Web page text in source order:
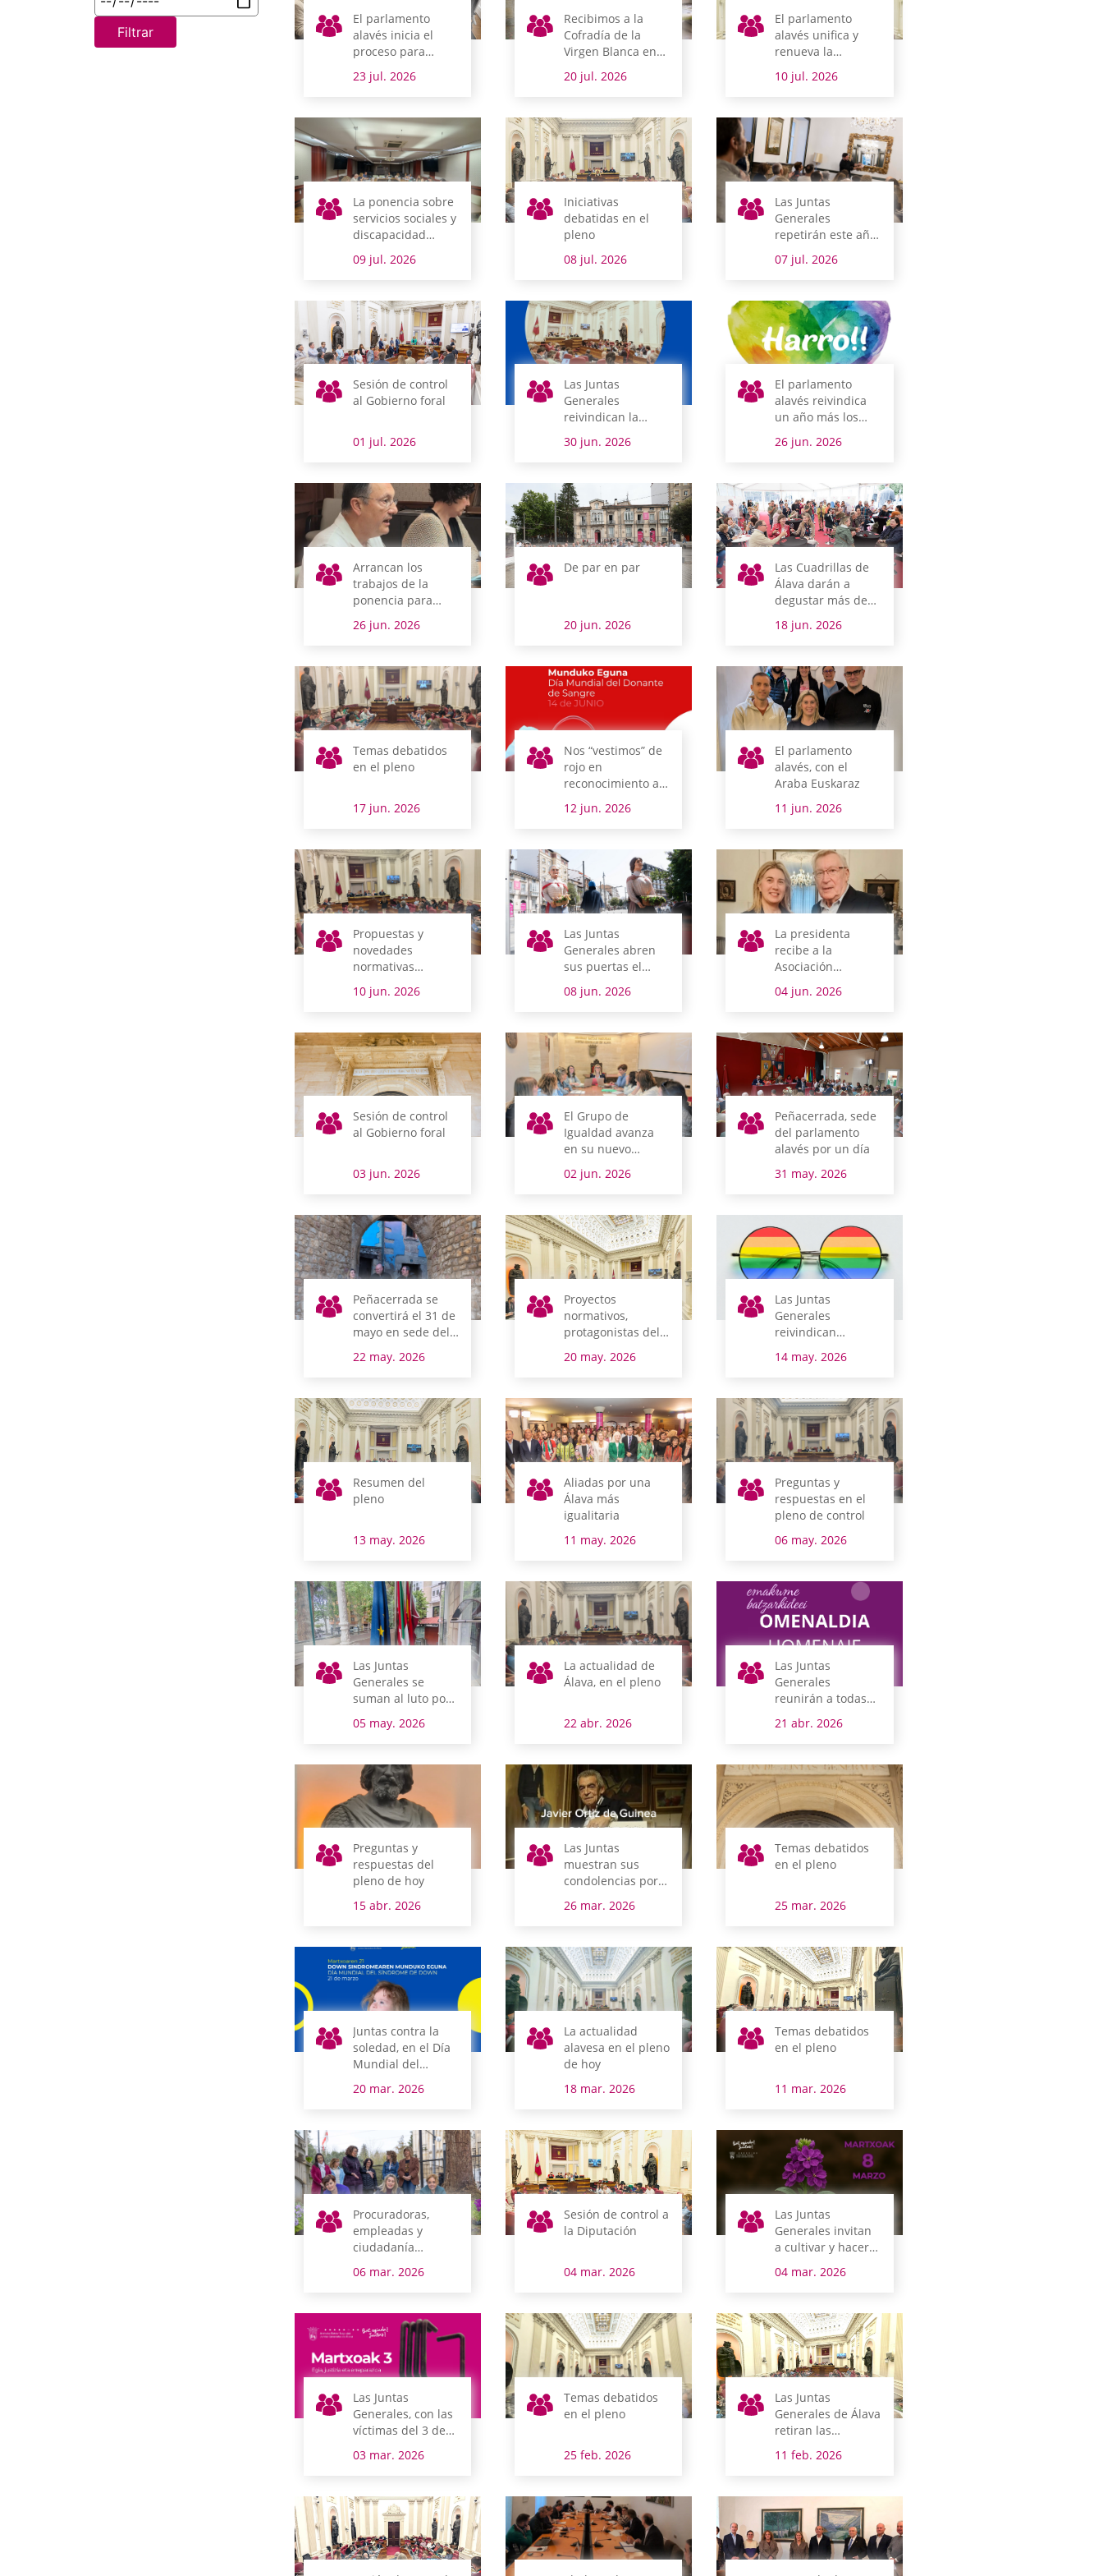
Filtrar
El parlamento
alavés inicia el
proceso para
registro interno
su propia sede
electrónica a la
ciudadanía
23 jul. 2026
Recibimos a la
Cofradía de la
Virgen Blanca en
20 jul. 2026
El parlamento
alavés unifica y
renueva la
regula los concejos
10 jul. 2026
La ponencia sobre
servicios sociales y
discapacidad
informe final por
09 jul. 2026
Iniciativas
debatidas en el
pleno
08 jul. 2026
Las Juntas
Generales
repetirán este año
sedes de
07 jul. 2026
Sesión de control
al Gobierno foral
01 jul. 2026
Las Juntas
Generales
reivindican la
figura de los
parlamentos como
derechos humanos
30 jun. 2026
El parlamento
alavés reivindica
un año más los
derechos de las
personas LGTBI
26 jun. 2026
Arrancan los
trabajos de la
ponencia para
actualizar el
Reglamento de
26 jun. 2026
De par en par
20 jun. 2026
Las Cuadrillas de
Álava darán a
degustar más de
20 productos
alaveses de la
Food en la jornada
de Puertas
Abiertas
18 jun. 2026
Temas debatidos
en el pleno
17 jun. 2026
Nos “vestimos” de
rojo en
reconocimiento a
las personas
donantes de
12 jun. 2026
El parlamento
alavés, con el
Araba Euskaraz
11 jun. 2026
Propuestas y
novedades
normativas
plenaria
10 jun. 2026
Las Juntas
Generales abren
sus puertas el
visitas gratuitas,
gusto, oferta
turística y
animación
callejera
08 jun. 2026
La presidenta
recibe a la
Asociación
demencias
04 jun. 2026
Sesión de control
al Gobierno foral
03 jun. 2026
El Grupo de
Igualdad avanza
en su nuevo
documento de
trabajo
02 jun. 2026
Peñacerrada, sede
del parlamento
alavés por un día
31 may. 2026
Peñacerrada se
convertirá el 31 de
mayo en sede del
con el Pleno de
22 may. 2026
Proyectos
normativos,
protagonistas del
20 may. 2026
Las Juntas
Generales
reivindican
orientaciones
14 may. 2026
Resumen del
pleno
13 may. 2026
Aliadas por una
Álava más
igualitaria
11 may. 2026
Preguntas y
respuestas en el
pleno de control
06 may. 2026
Las Juntas
Generales se
suman al luto por
Garaikoetxea
05 may. 2026
La actualidad de
Álava, en el pleno
22 abr. 2026
Las Juntas
Generales
reunirán a todas
junteras de la
21 abr. 2026
Preguntas y
respuestas del
pleno de hoy
15 abr. 2026
Las Juntas
muestran sus
condolencias por
pintor Javier Ortiz
26 mar. 2026
Temas debatidos
en el pleno
25 mar. 2026
Juntas contra la
soledad, en el Día
Mundial del
20 mar. 2026
La actualidad
alavesa en el pleno
de hoy
18 mar. 2026
Temas debatidos
en el pleno
11 mar. 2026
Procuradoras,
empleadas y
ciudadanía
Igualdad
06 mar. 2026
Sesión de control a
la Diputación
04 mar. 2026
Las Juntas
Generales invitan
a cultivar y hacer
04 mar. 2026
Las Juntas
Generales, con las
víctimas del 3 de
Gasteiz
03 mar. 2026
Temas debatidos
en el pleno
25 feb. 2026
Las Juntas
Generales de Álava
retiran las
honoríficas a
11 feb. 2026